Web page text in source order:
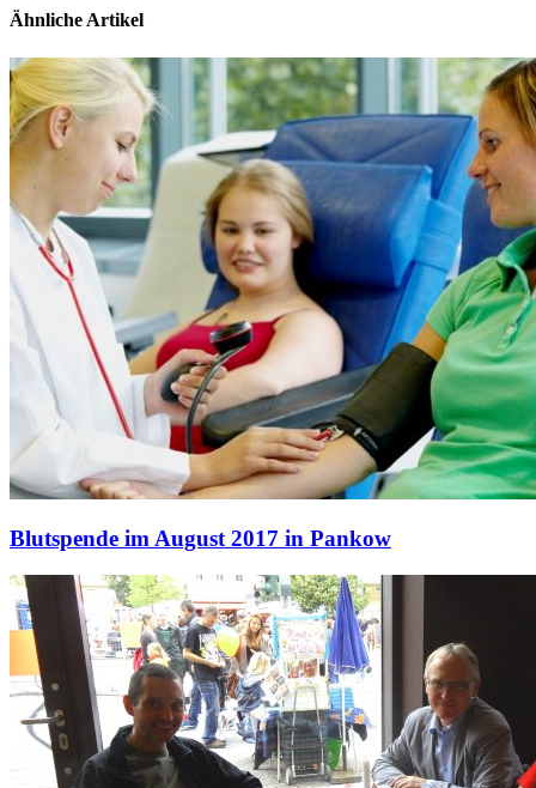
Ähnliche Artikel
Blutspende im August 2017 in Pankow